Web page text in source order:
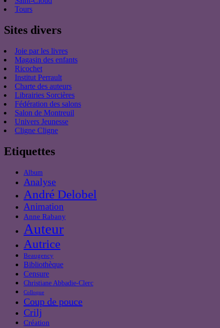
Tours
Sites divers
Joie par les livres
Magasin des enfants
Ricochet
Institut Perrault
Charte des auteurs
Librairies Sorcières
Fédération des salons
Salon de Montreuil
Univers Jeunesse
Cligne Cligne
Etiquettes
Album
Analyse
André Delobel
Animation
Anne Rabany
Auteur
Autrice
Beaugency
Bibliothèque
Censure
Christiane Abbadie-Clerc
Colloque
Coup de pouce
Crilj
Création